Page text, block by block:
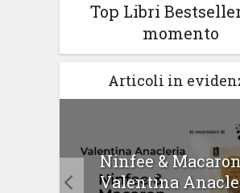
Top Libri
momento
Articoli in
Ninfee &
Valentina